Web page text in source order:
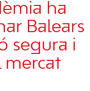
ha
Balears
segura i
mercat